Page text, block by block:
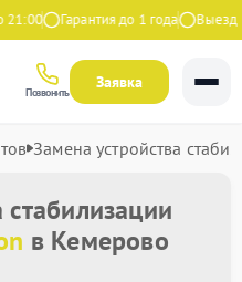
Гарантия до 1 года Выезд
Позвонить
Заявка
Замена устройства
в Кемерово